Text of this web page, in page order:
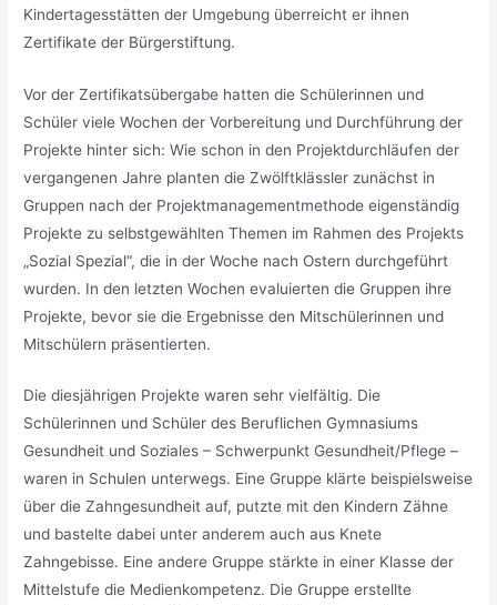
Kindertagesstätten der Umgebung überreicht er ihnen
Zertifikate der Bürgerstiftung.
Vor der Zertifikatsübergabe hatten die Schülerinnen und
Schüler viele Wochen der Vorbereitung und Durchführung der
Projekte hinter sich: Wie schon in den Projektdurchläufen der
vergangenen Jahre planten die Zwölftklässler zunächst in
Gruppen nach der Projektmanagementmethode eigenständig
Projekte zu selbstgewählten Themen im Rahmen des Projekts
„Sozial Spezial“, die in der Woche nach Ostern durchgeführt
wurden. In den letzten Wochen evaluierten die Gruppen ihre
Projekte, bevor sie die Ergebnisse den Mitschülerinnen und
Mitschülern präsentierten.
Die diesjährigen Projekte waren sehr vielfältig. Die
Schülerinnen und Schüler des Beruflichen Gymnasiums
Gesundheit und Soziales – Schwerpunkt Gesundheit/Pflege –
waren in Schulen unterwegs. Eine Gruppe klärte beispielsweise
über die Zahngesundheit auf, putzte mit den Kindern Zähne
und bastelte dabei unter anderem auch aus Knete
Zahngebisse. Eine andere Gruppe stärkte in einer Klasse der
Mittelstufe die Medienkompetenz. Die Gruppe erstellte